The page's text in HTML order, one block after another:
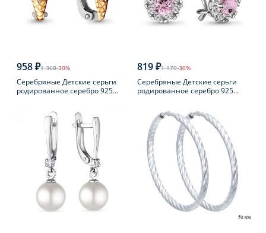
958 ₽1 368-30%
Серебряные Детские серьги
родированное серебро 925
819 ₽1 170-30%
Серебряные Детские серьги
родированное серебро 925